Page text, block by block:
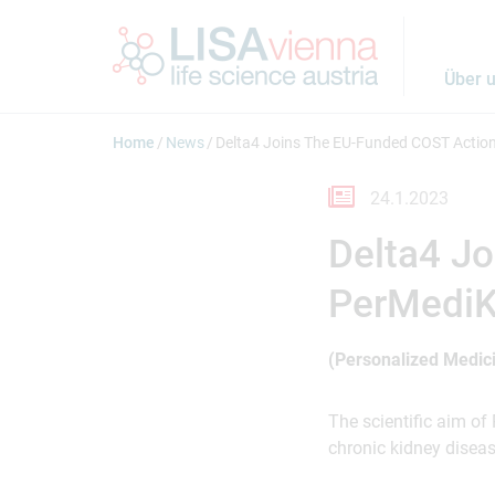
Über
Home News Delta4 Joins The EU-Funded COST
24.1.2023
Delta4
(Personalized
The scientific aim of
chronic kidney